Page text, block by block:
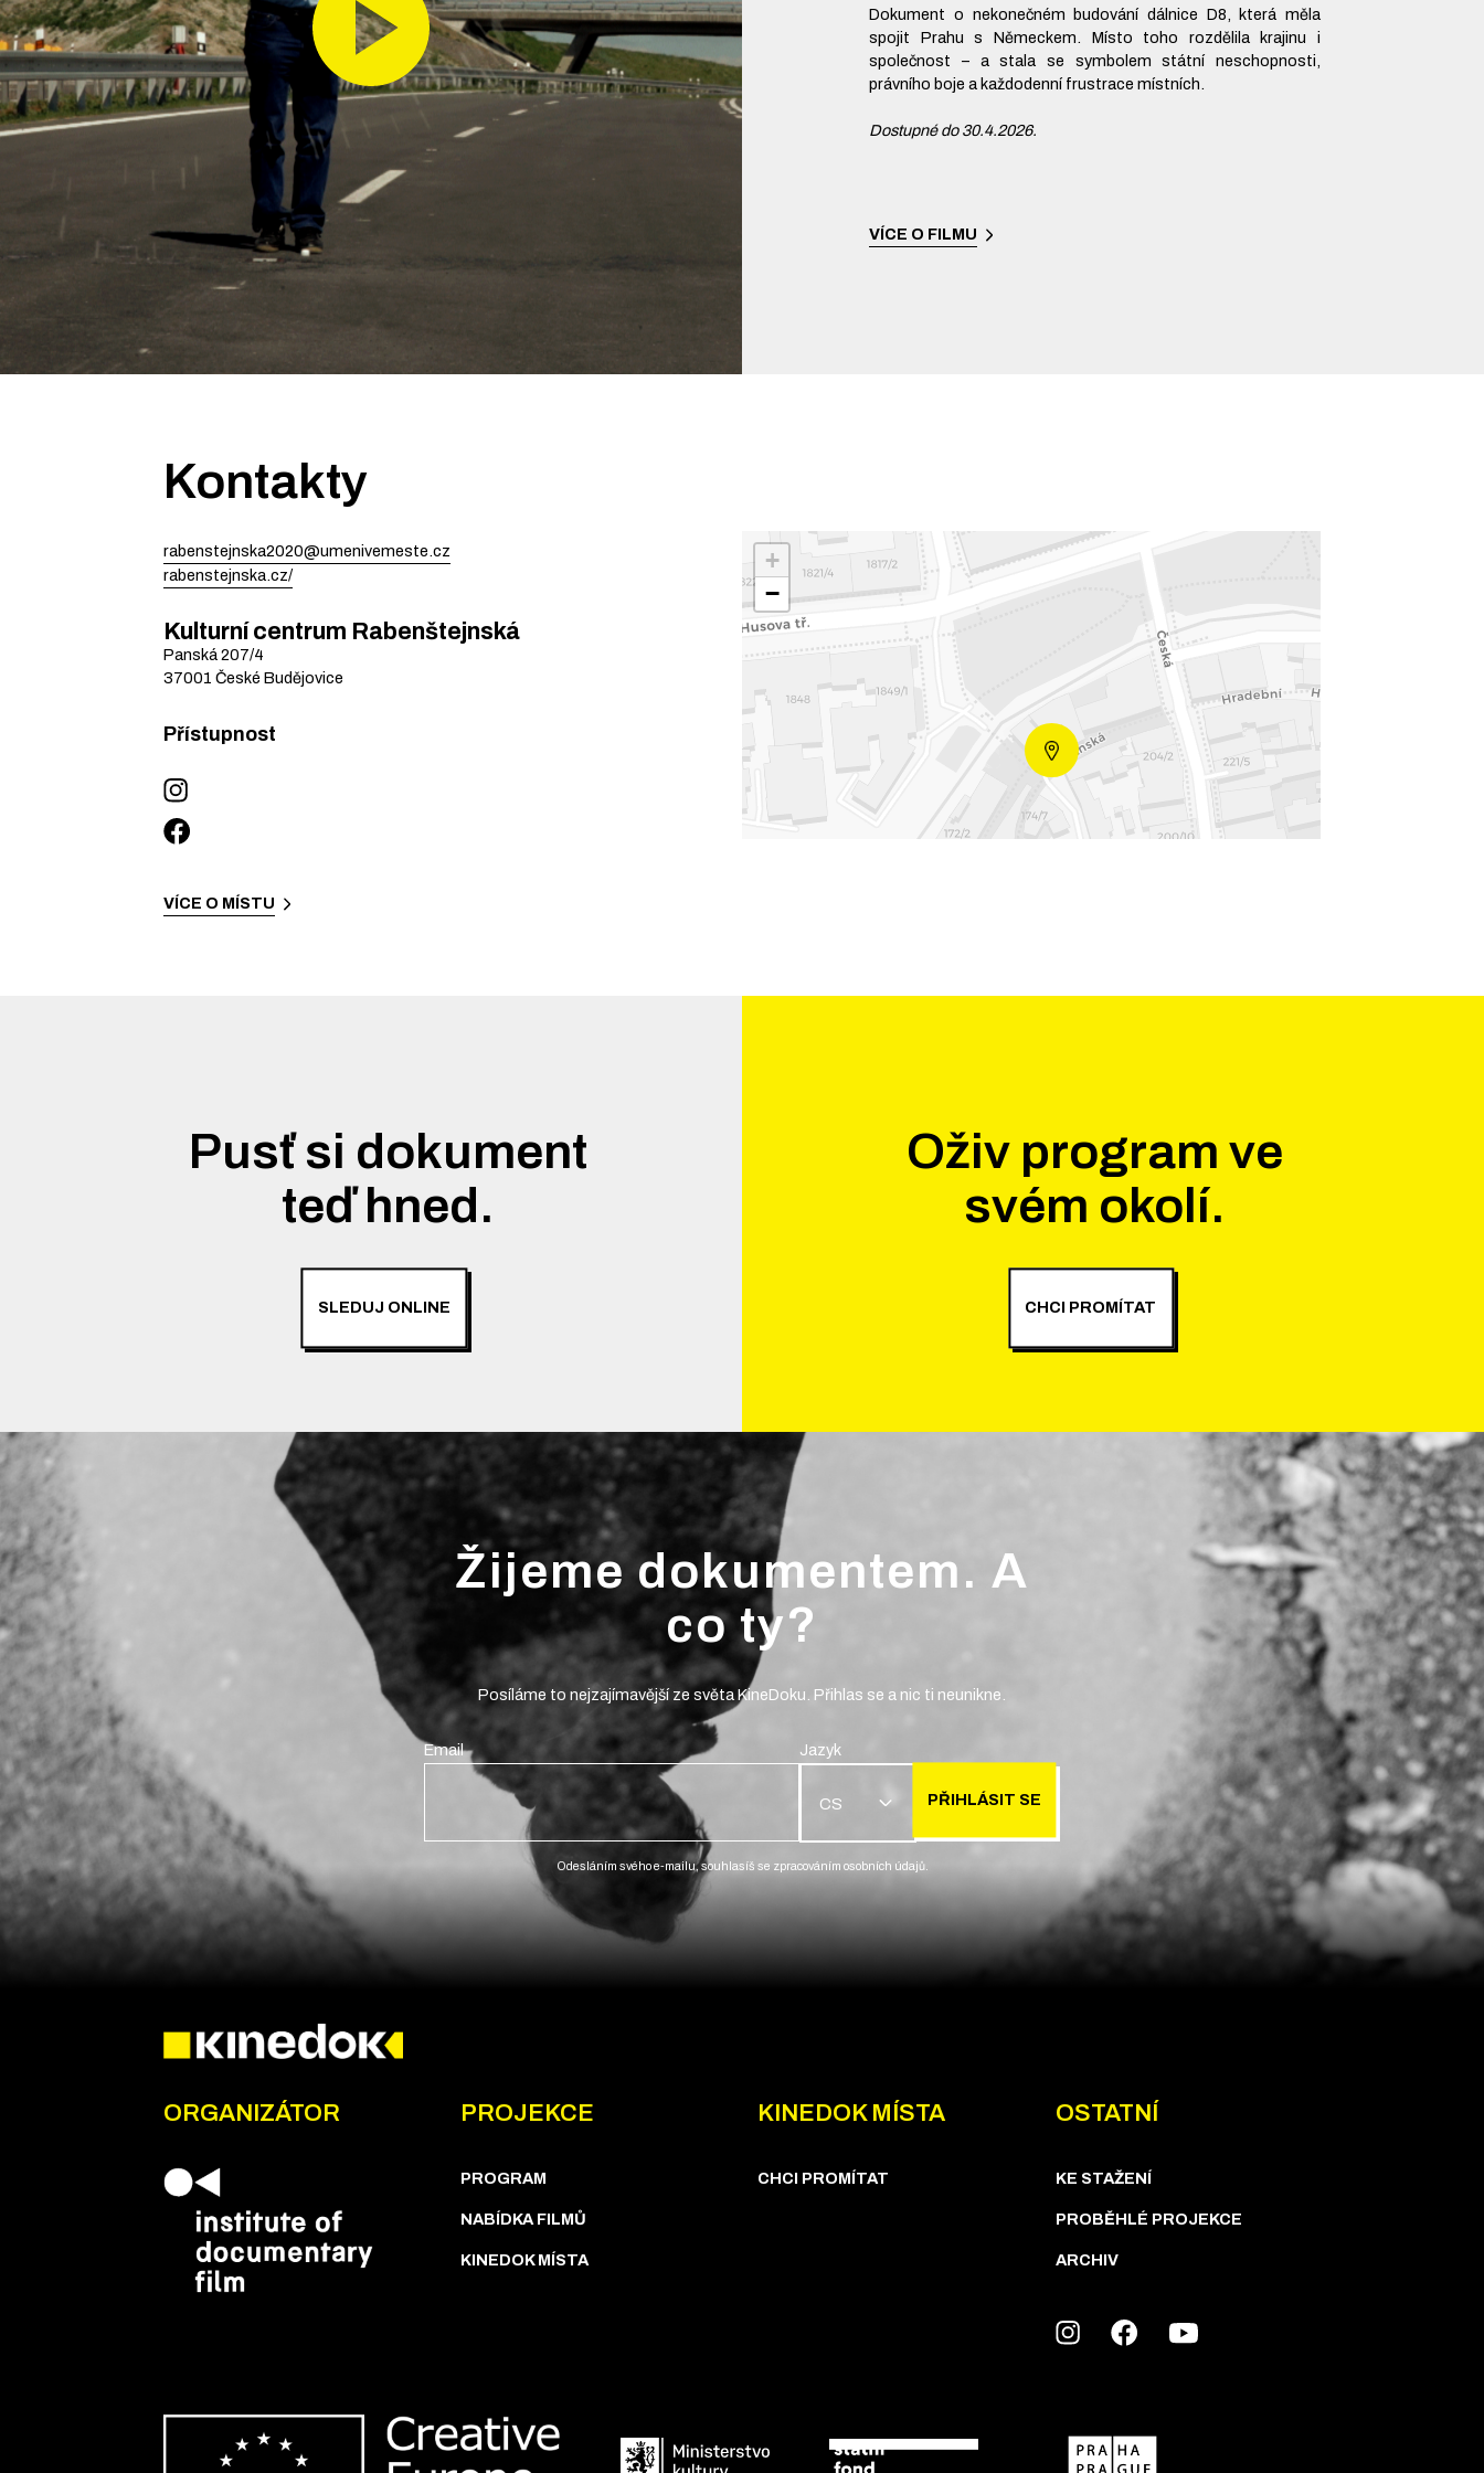
Dokument o nekonečném budování dálnice D8, která měla
spojit Prahu s Německem. Místo toho rozdělila krajinu i
společnost – a stala se symbolem státní neschopnosti,
právního boje a každodenní frustrace místních.
Dostupné do 30.4.2026.
VÍCE O FILMU
Kontakty
rabenstejnska2020@umenivemeste.cz
rabenstejnska.cz/
Kulturní centrum Rabenštejnská
Panská207/4
37001 České Budějovice
Přístupnost
VÍCE O MÍSTU
+
−
Pusť si dokument
teď hned.
SLEDUJ ONLINE
Oživ program ve
svém okolí.
CHCI PROMÍTAT
Žijeme dokumentem. A
co ty?
Posíláme to nejzajímavější ze světa KineDoku. Přihlas se a nic ti neunikne.
Email Jazyk
CS PŘIHLÁSIT SE
Odesláním svého e-mailu, souhlasíš se zpracováním osobních údajů.
ORGANIZÁTOR PROJEKCE
PROGRAM
NABÍDKA FILMŮ
KINEDOK MÍSTA
KINEDOK MÍSTA
CHCI PROMÍTAT
OSTATNÍ
KE STAŽENÍ
PROBĚHLÉ PROJEKCE
ARCHIV